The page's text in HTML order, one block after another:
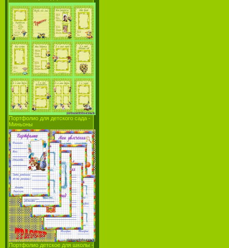
Портфолио для детского сада -
Миньоны
Портфолио детское для школы -